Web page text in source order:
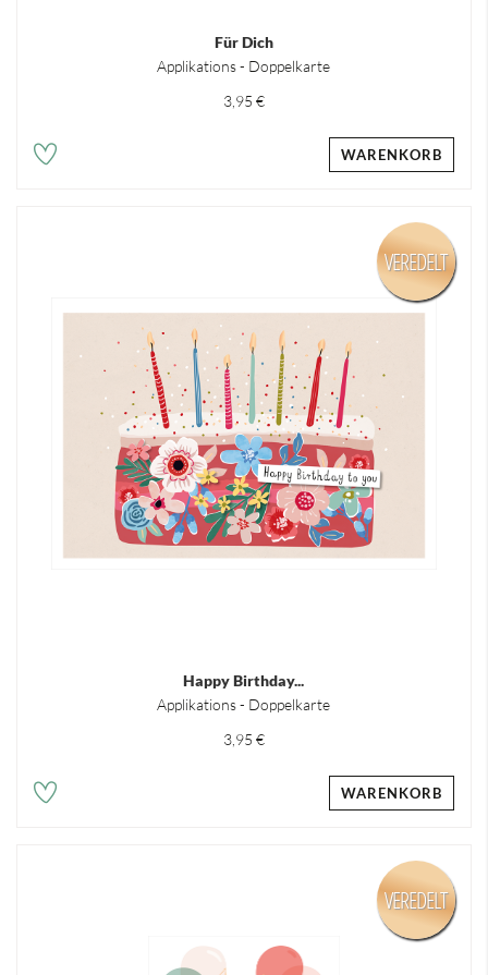
Für Dich
Applikations - Doppelkarte
3,95 €
WARENKORB
Happy Birthday...
Applikations - Doppelkarte
3,95 €
VEREDELT
WARENKORB
VEREDELT